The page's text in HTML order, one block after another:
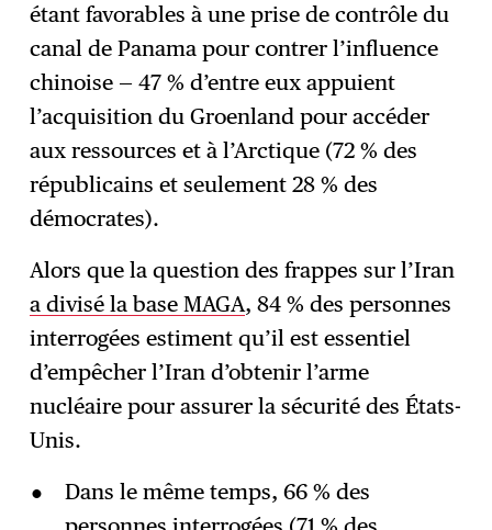
étant favorables à une prise de contrôle du
canal de Panama pour contrer l’influence
chinoise — 47 % d’entre eux appuient
l’acquisition du Groenland pour accéder
aux ressources et à l’Arctique (72 % des
républicains et seulement 28 % des
démocrates).
Alors que la question des frappes sur l’Iran
a divisé la base MAGA, 84 % des personnes
interrogées estiment qu’il est essentiel
d’empêcher l’Iran d’obtenir l’arme
nucléaire pour assurer la sécurité des États-
Unis.
Dans le même temps, 66 % des